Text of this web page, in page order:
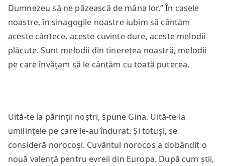
Dumnezeu să ne păzească de mâna lor.” În casele
noastre, în sinagogile noastre iubim să cântăm
aceste cântece, aceste cuvinte dure, aceste melodii
plăcute. Sunt melodii din tinerețea noastră, melodii
pe care învățam să le cântăm cu toată puterea.
Uită-te la părinții noștri, spune Gina. Uită-te la
umilințele pe care le-au îndurat. Și totuși, se
consideră norocoși. Cuvântul norocos a dobândit o
nouă valență pentru evreii din Europa. După cum știi,